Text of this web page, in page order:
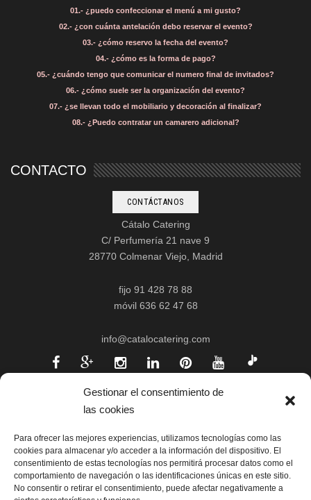
Gestionar el consentimiento de
las cookies
Para ofrecer las mejores experiencias, utilizamos tecnologías como las
cookies para almacenar y/o acceder a la información del dispositivo. El
consentimiento de estas tecnologías nos permitirá procesar datos como el
comportamiento de navegación o las identificaciones únicas en este sitio.
No consentir o retirar el consentimiento, puede afectar negativamente a
01.- ¿puedo confeccionar el menú a mi gusto?
02.- ¿con cuánta antelación debo reservar el evento?
03.- ¿cómo reservo la fecha del evento?
04.- ¿cómo es la forma de pago?
05.- ¿cuándo tengo que comunicar el numero final de invitados?
06.- ¿cómo suele ser la organización del evento?
07.- ¿se llevan todo el mobiliario y decoración al finalizar?
08.- ¿Puedo contratar un camarero adicional?
CONTACTO
CONTÁCTANOS
Cátalo Catering
C/ Perfumería 21 nave 9
28770 Colmenar Viejo, Madrid
fijo 91 428 78 88
móvil 636 62 47 68
info@catalocatering.com